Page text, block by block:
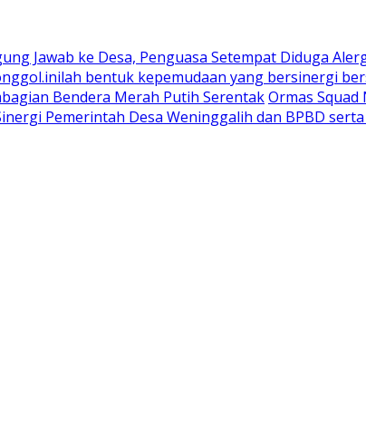
Jawab ke Desa, Penguasa Setempat Diduga
bentuk kepemudaan yang bersinergi
Bendera Merah Putih SerentakOrmas Squad
Pemerintah Desa Weninggalih dan BPBD